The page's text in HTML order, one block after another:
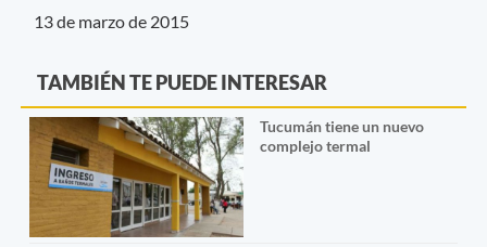
13 de marzo de 2015
TAMBIÉN TE PUEDE INTERESAR
Tucumán tiene un nuevo
complejo termal